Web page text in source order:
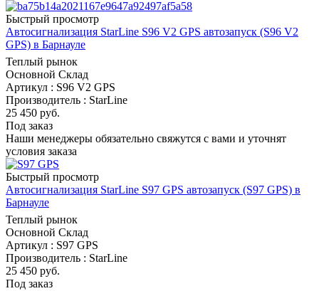
Быстрый просмотр
Автосигнализация StarLine S96 V2 GPS автозапуск (S96 V2
GPS) в Барнауле
Теплый рынок
Основной Склад
Артикул : S96 V2 GPS
Производитель : StarLine
25 450 руб.
Под заказ
Наши менеджеры обязательно свяжутся с вами и уточнят
условия заказа
Быстрый просмотр
Автосигнализация StarLine S97 GPS автозапуск (S97 GPS) в
Барнауле
Теплый рынок
Основной Склад
Артикул : S97 GPS
Производитель : StarLine
25 450 руб.
Под заказ